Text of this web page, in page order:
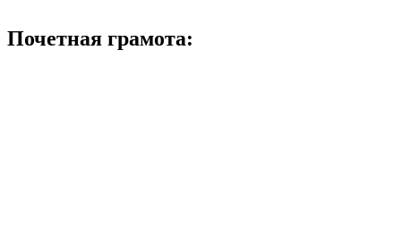
Почетная грамота: